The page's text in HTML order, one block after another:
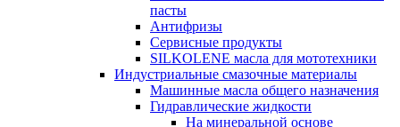
пасты
Антифризы
Сервисные продукты
SILKOLENE масла для мототехники
Индустриальные смазочные материалы
Машинные масла общего назначения
Гидравлические жидкости
На минеральной основе